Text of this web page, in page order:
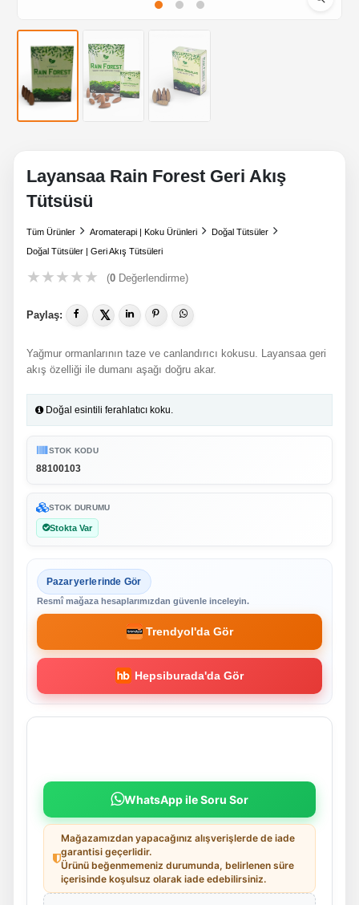
Layansaa Rain Forest Geri Akış
Tütsüsü
Tüm Ürünler Aromaterapi | Koku Ürünleri
Doğal Tütsüler
Doğal Tütsüler | Geri Akış Tütsüleri
★★★★★ (0Değerlendirme)
Paylaş: 𝕏
Yağmur ormanlarının taze ve canlandırıcı kokusu. Layansaa geri
akış özelliği ile dumanı aşağı doğru akar.
Doğal esintili ferahlatıcı koku.
STOK KODU
88100103
STOK DURUMU
Stokta Var
Pazaryerlerinde Gör
Resmî mağaza hesaplarımızdan güvenle inceleyin.
Trendyol'da Gör
Hepsiburada'da Gör
WhatsApp ile Soru Sor
Mağazamızdan yapacağınız alışverişlerde de iade
garantisi geçerlidir.
Ürünü beğenmemeniz durumunda, belirlenen süre
içerisinde koşulsuz olarak iade edebilirsiniz.